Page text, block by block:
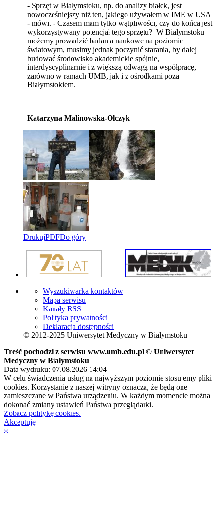
- Sprzęt w Białymstoku, np. do analizy białek, jest
nowocześniejszy niż ten, jakiego używałem w IME w USA
- mówi. - Czasem mam tylko wątpliwości, czy do końca jest
wykorzystywany potencjał tego sprzętu? W Białymstoku
możemy prowadzić badania naukowe na poziomie
światowym, musimy jednak poczynić starania, by dalej
budować środowisko akademickie spójnie,
interdyscyplinarnie i z większą odwagą na współpracę,
zarówno w ramach UMB, jak i z ośrodkami poza
Białymstokiem.
Katarzyna Malinowska-Olczyk
DrukujPDFDo góry
Wyszukiwarka kontaktów
Mapa serwisu
Kanały RSS
Polityka prywatności
Deklaracja dostępności
© 2012-2025 Uniwersytet Medyczny w Białymstoku
Treść pochodzi z serwisu www.umb.edu.pl © Uniwersytet
Medyczny w Białymstoku
Data wydruku: 07.08.2026 14:04
W celu świadczenia usług na najwyższym poziomie stosujemy pliki
cookies. Korzystanie z naszej witryny oznacza, że będą one
zamieszczane w Państwa urządzeniu. W każdym momencie można
dokonać zmiany ustawień Państwa przeglądarki.
Zobacz politykę cookies.
Akceptuję